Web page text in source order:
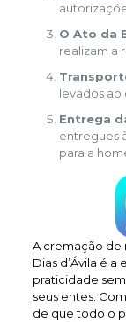
O Ato da
realizam a
levados ao
Entrega
entregues
para a
A cremação de
Dias d’Ávila é
praticidade
seus entes.
de que todo o